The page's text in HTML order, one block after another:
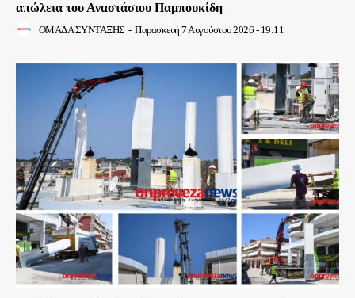
απώλεια του Αναστάσιου Παμπουκίδη
ΟΜΑΔΑ ΣΥΝΤΑΞΗΣ - Παρασκευή 7 Αυγούστου 2026 - 19:11